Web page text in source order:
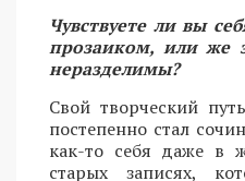
Чувствуете ли вы
прозаиком, или же
неразделимы?
Свой творческий
постепенно стал
как-то себя даже в
старых записях,